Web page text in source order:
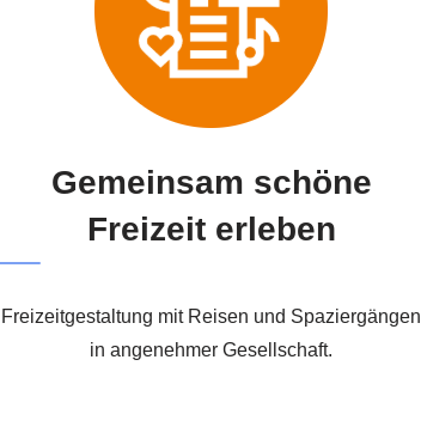
Gemeinsam schöne
Freizeit erleben
Freizeitgestaltung mit Reisen und Spaziergängen
in angenehmer Gesellschaft.